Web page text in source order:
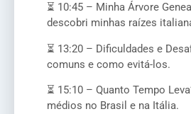
⏳ 10:45 – Minha Árvore
descobri minhas raízes
⏳ 13:20 – Dificuldades e
comuns e como evitá-los.
⏳ 15:10 – Quanto Tempo
médios no Brasil e na Itália.